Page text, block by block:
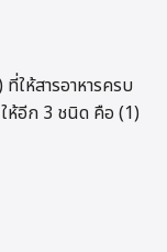
ให้สารอาหารครบ
ห้อีก 3 ชนิด คือ (1)